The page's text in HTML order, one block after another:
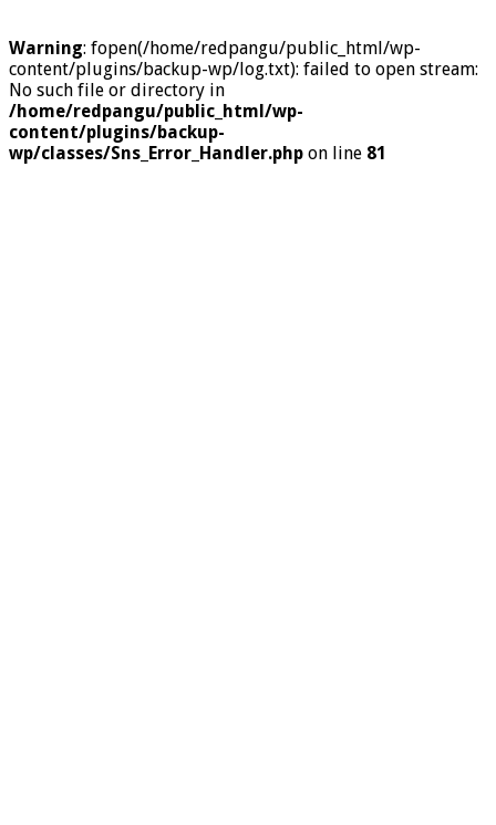
Warning: fopen(/home/redpangu/public_html/wp-
content/plugins/backup-wp/log.txt): failed to open stream:
No such file or directory in
/home/redpangu/public_html/wp-
content/plugins/backup-
wp/classes/Sns_Error_Handler.php on line 81